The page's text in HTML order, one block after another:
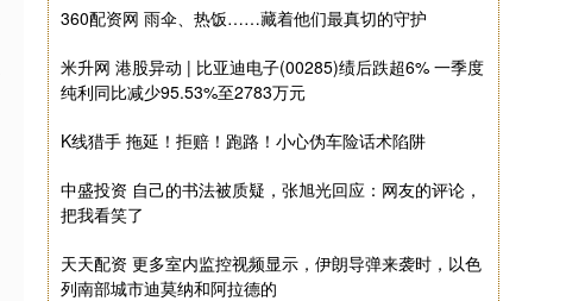
360配资网 雨伞、热饭……藏着他们最真切的守护
米升网 港股异动 | 比亚迪电子(00285)绩后跌超6% 一季度
纯利同比减少95.53%至2783万元
K线猎手 拖延！拒赔！跑路！小心伪车险话术陷阱
中盛投资 自己的书法被质疑，张旭光回应：网友的评论，
把我看笑了
天天配资 更多室内监控视频显示，伊朗导弹来袭时，以色
列南部城市迪莫纳和阿拉德的